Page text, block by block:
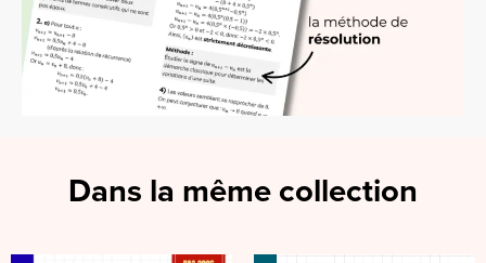
Dans la même collection